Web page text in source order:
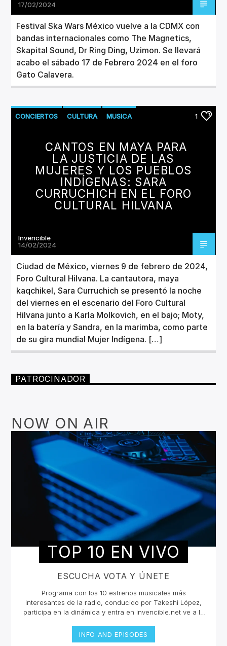
17/02/2024
Festival Ska Wars México vuelve a la CDMX con
bandas internacionales como The Magnetics,
Skapital Sound, Dr Ring Ding, Uzimon. Se llevará
acabo el sábado 17 de Febrero 2024 en el foro
Gato Calavera.
CONCIERTOS CULTURA MUSICA 1
CANTOS EN MAYA PARA
LA JUSTICIA DE LAS
MUJERES Y LOS PUEBLOS
INDÍGENAS: SARA
CURRUCHICH EN EL FORO
CULTURAL HILVANA
Invencible
14/02/2024
Ciudad de México, viernes 9 de febrero de 2024,
Foro Cultural Hilvana. La cantautora, maya
kaqchikel, Sara Curruchich se presentó la noche
del viernes en el escenario del Foro Cultural
Hilvana junto a Karla Molkovich, en el bajo; Moty,
en la batería y Sandra, en la marimba, como parte
de su gira mundial Mujer Indígena. […]
PATROCINADOR
NOW ON AIR
TOP 10 EN VIVO
ESCUCHA VOTA Y ÚNETE
Programa con los 10 estrenos musicales más
interesantes de la radio, conducido por Takeshi López,
participa en la dinámica y entra en invencible.net ve a la
votar una vez por cada una.Si quieres conocer más de
las canciones y los artistas escucha en vivo la selección
INFO AND EPISODES